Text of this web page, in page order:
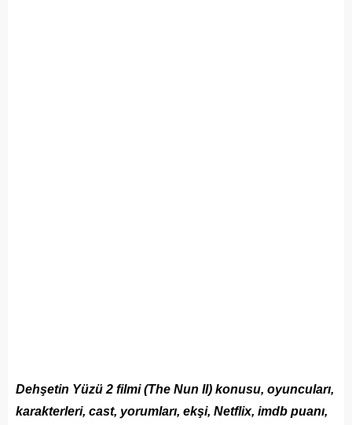
Dehşetin Yüzü 2 filmi (The Nun II) konusu, oyuncuları,
karakterleri, cast, yorumları, ekşi, Netflix, imdb puanı,